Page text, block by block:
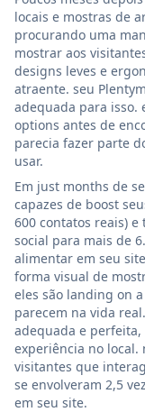
locais e mostras de
procurando uma
mostrar aos
designs leves e
atraente. seu
adequada para
options antes de
parecia fazer parte
usar.
Em just months de
capazes de boost
600 contatos reais)
social para mais de
alimentar em seu
forma visual de
eles são landing on
parecem na vida
adequada e
experiência no local.
visitantes que
se envolveram 2,5
em seu site.